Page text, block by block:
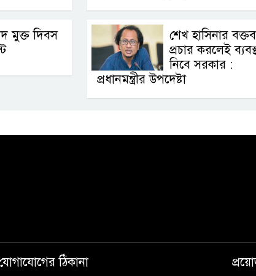
মুক্ত দিবস
শেখ হাসিনার
প্রচার করলেই
নিবে সরকার :
প্রধানমন্ত্রীর উপদেষ্টা
ঠিকানা